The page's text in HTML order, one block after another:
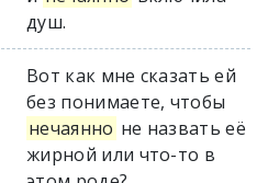
душ.
Вот как мне сказать ей
без понимаете, чтобы
нечаянно не назвать её
жирной или что-то в